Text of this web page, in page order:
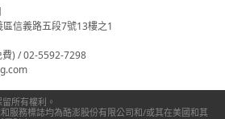
信義路五段7號13樓之1
) / 02-5592-7298
所有權利。
服務標誌均為酷澎股份有限公司和/或其在美國和其